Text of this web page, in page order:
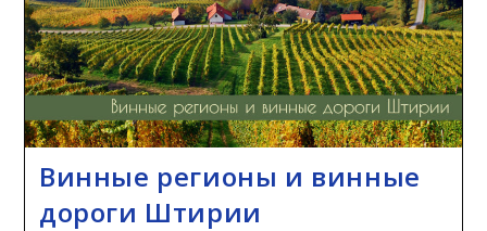
Винные регионы и винные
дороги Штирии